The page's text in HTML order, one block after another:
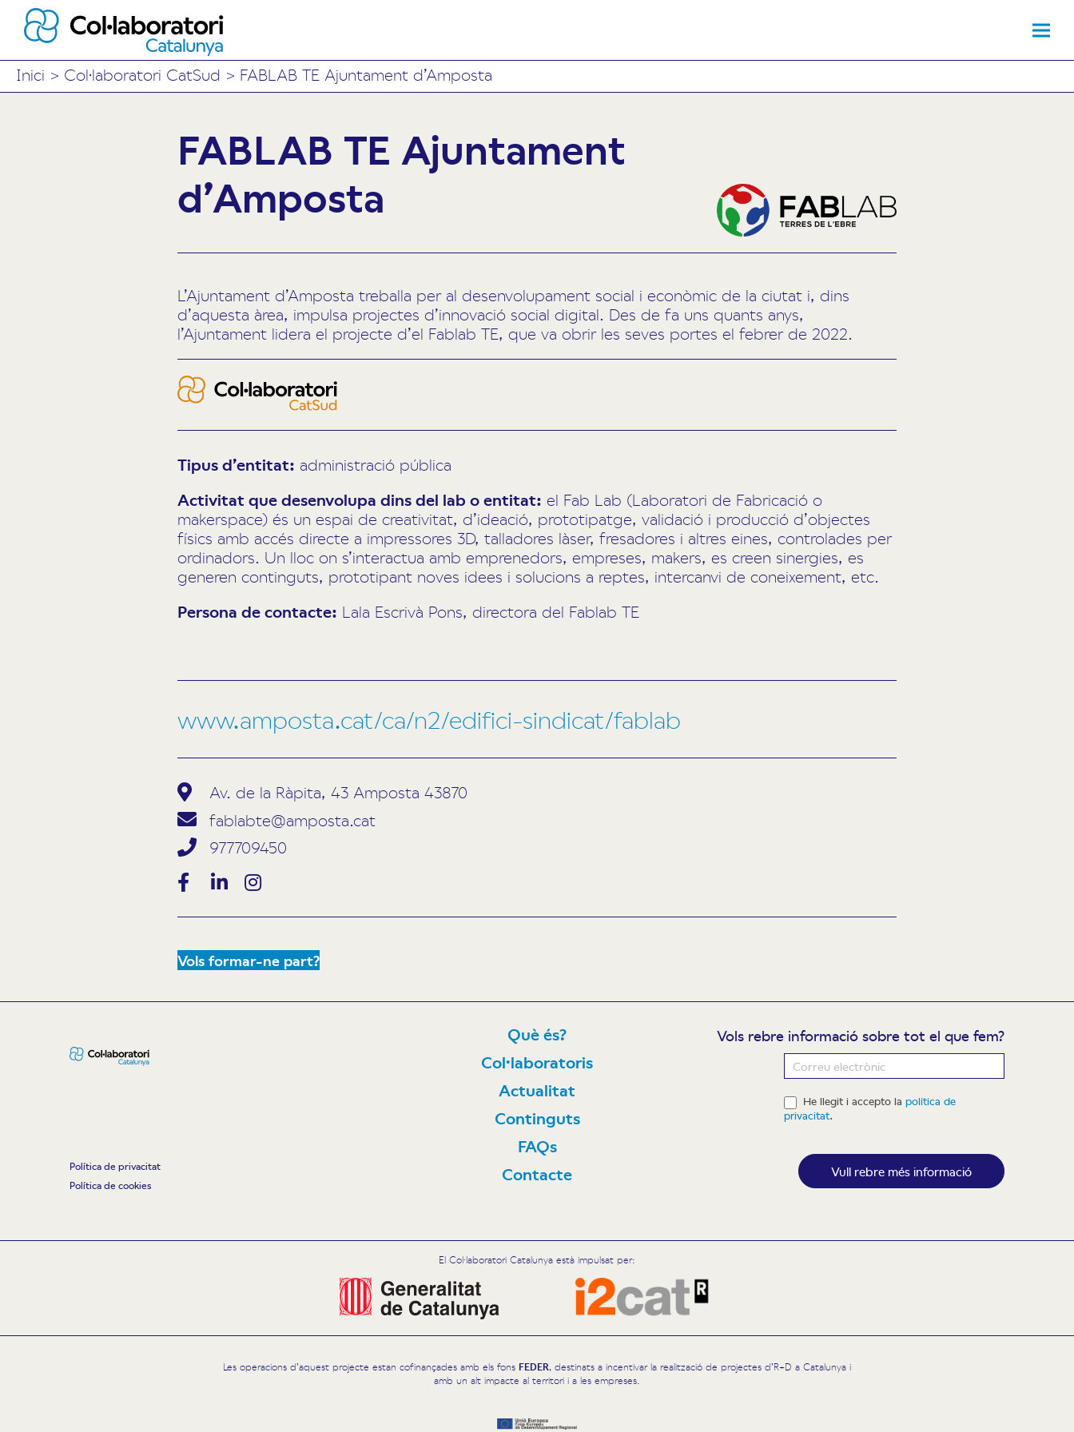
Inici > Col·laboratori CatSud > FABLAB TE Ajuntament d’Amposta
FABLAB TE Ajuntament
d’Amposta
L’Ajuntament d’Amposta treballa per al desenvolupament social i econòmic de la ciutat i, dins
d’aquesta àrea, impulsa projectes d’innovació social digital. Des de fa uns quants anys,
l’Ajuntament lidera el projecte d’el Fablab TE, que va obrir les seves portes el febrer de 2022.
Tipus d’entitat: administració pública
Activitat que desenvolupa dins del lab o entitat: el Fab Lab (Laboratori de Fabricació o
makerspace) és un espai de creativitat, d’ideació, prototipatge, validació i producció d’objectes
físics amb accés directe a impressores 3D, talladores làser, fresadores i altres eines, controlades per
ordinadors. Un lloc on s’interactua amb emprenedors, empreses, makers, es creen sinergies, es
generen continguts, prototipant noves idees i solucions a reptes, intercanvi de coneixement, etc.
Persona de contacte: Lala Escrivà Pons, directora del Fablab TE
www.amposta.cat/ca/n2/edifici-sindicat/fablab
Av. de la Ràpita, 43 Amposta 43870
fablabte@amposta.cat
977709450
Vols formar-ne part?
Política de privacitat
Política de cookies
Què és?
Col·laboratoris
Actualitat
Continguts
FAQs
Contacte
Vols rebre informació sobre tot el que fem?
He llegit i accepto lapolítica de
privacitat.
Vull rebre més informació
El Col·laboratori Catalunya està impulsat per:
Les operacions d’aquest projecte estan cofinançades amb els fons FEDER, destinats a incentivar la realització de projectes d’R+D a Catalunya i
amb un alt impacte al territori i a les empreses.